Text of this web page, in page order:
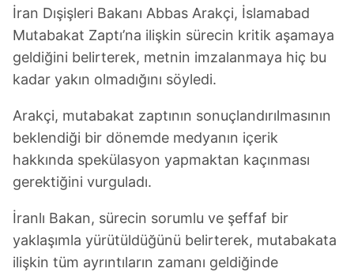
İran Dışişleri Bakanı Abbas Arakçi, İslamabad
Mutabakat Zaptı’na ilişkin sürecin kritik aşamaya
geldiğini belirterek, metnin imzalanmaya hiç bu
kadar yakın olmadığını söyledi.
Arakçi, mutabakat zaptının sonuçlandırılmasının
beklendiği bir dönemde medyanın içerik
hakkında spekülasyon yapmaktan kaçınması
gerektiğini vurguladı.
İranlı Bakan, sürecin sorumlu ve şeffaf bir
yaklaşımla yürütüldüğünü belirterek, mutabakata
ilişkin tüm ayrıntıların zamanı geldiğinde